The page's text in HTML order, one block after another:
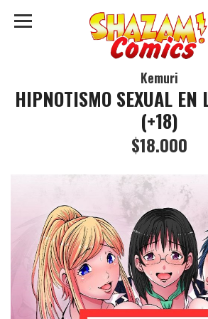
Kemuri
HIPNOTISMO SEXUAL EN
(+18)
$18.000